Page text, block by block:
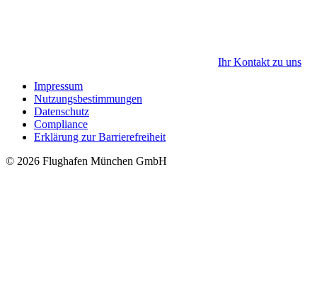
Ihr Kontakt zu uns
Impressum
Nutzungsbestimmungen
Datenschutz
Compliance
Erklärung zur Barrierefreiheit
© 2026 Flughafen München GmbH